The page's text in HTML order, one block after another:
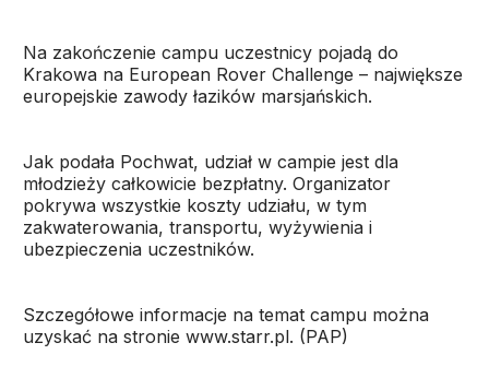
Na zakończenie campu uczestnicy pojadą do
Krakowa na European Rover Challenge – największe
europejskie zawody łazików marsjańskich.
Jak podała Pochwat, udział w campie jest dla
młodzieży całkowicie bezpłatny. Organizator
pokrywa wszystkie koszty udziału, w tym
zakwaterowania, transportu, wyżywienia i
ubezpieczenia uczestników.
Szczegółowe informacje na temat campu można
uzyskać na stronie www.starr.pl. (PAP)